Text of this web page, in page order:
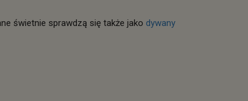
świetnie sprawdzą się także jako dywany